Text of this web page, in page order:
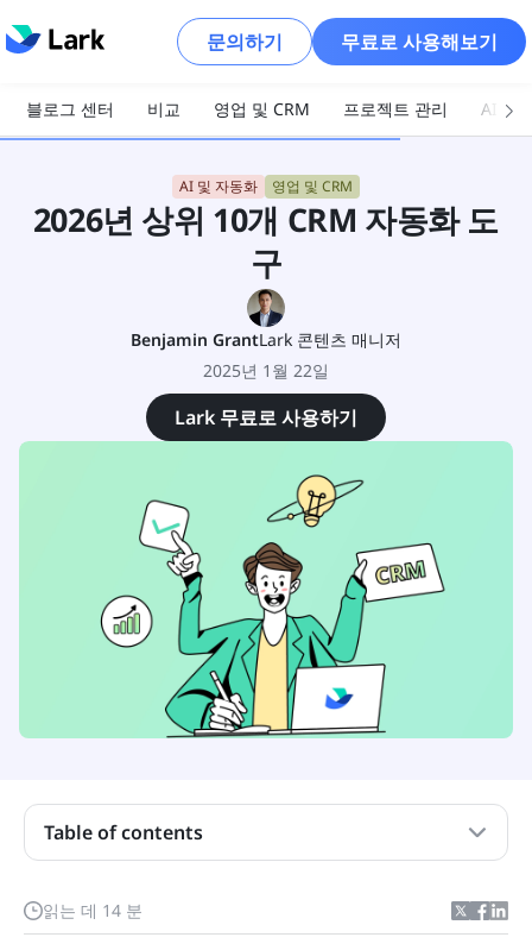
문의하기 무료로 사용해보기
블로그 센터 비교 영업 및 CRM 프로젝트 관리 AI 및
AI 및 자동화 영업 및 CRM
2026년 상위 10개 CRM 자동화 도
구
Benjamin GrantLark 콘텐츠 매니저
2025년 1월 22일
Lark 무료로 사용하기
읽는 데 14 분
Table of contents
CRM 자동화 정의
CRM 자동화의 이점